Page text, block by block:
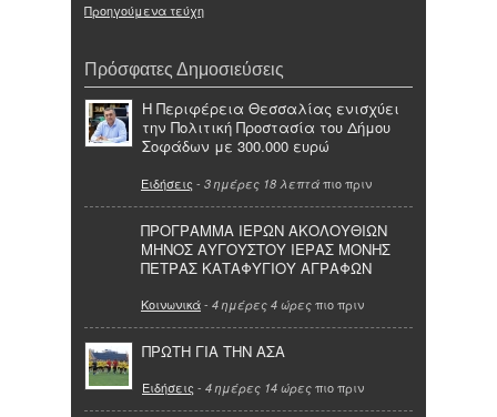
Προηγούμενα τεύχη
Πρόσφατες Δημοσιεύσεις
Η Περιφέρεια Θεσσαλίας ενισχύει
την Πολιτική Προστασία του Δήμου
Σοφάδων με 300.000 ευρώ
Ειδήσεις - 3 ημέρες 18 λεπτά πιο πριν
ΠΡΟΓΡΑΜΜΑ ΙΕΡΩΝ ΑΚΟΛΟΥΘΙΩΝ
ΜΗΝΟΣ ΑΥΓΟΥΣΤΟΥ ΙΕΡΑΣ ΜΟΝΗΣ
ΠΕΤΡΑΣ ΚΑΤΑΦΥΓΙΟΥ ΑΓΡΑΦΩΝ
Κοινωνικά- 4 ημέρες 4 ώρες πιο πριν
ΠΡΩΤΗ ΓΙΑ ΤΗΝ ΑΣΑ
Ειδήσεις - 4 ημέρες 14 ώρες πιο πριν